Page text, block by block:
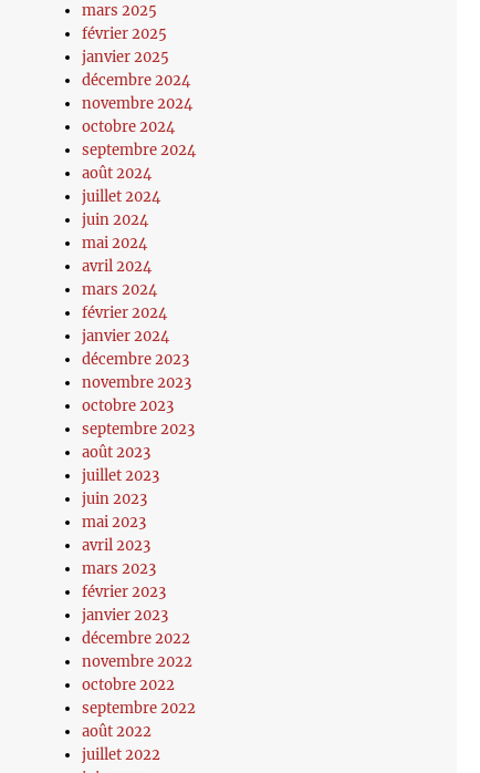
mars 2025
février 2025
janvier 2025
décembre 2024
novembre 2024
octobre 2024
septembre 2024
août 2024
juillet 2024
juin 2024
mai 2024
avril 2024
mars 2024
février 2024
janvier 2024
décembre 2023
novembre 2023
octobre 2023
septembre 2023
août 2023
juillet 2023
juin 2023
mai 2023
avril 2023
mars 2023
février 2023
janvier 2023
décembre 2022
novembre 2022
octobre 2022
septembre 2022
août 2022
juillet 2022